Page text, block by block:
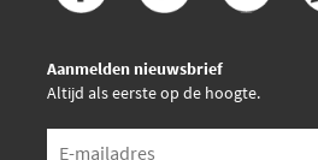
Aanmelden nieuwsbrief
Altijd als eerste op de hoogte.